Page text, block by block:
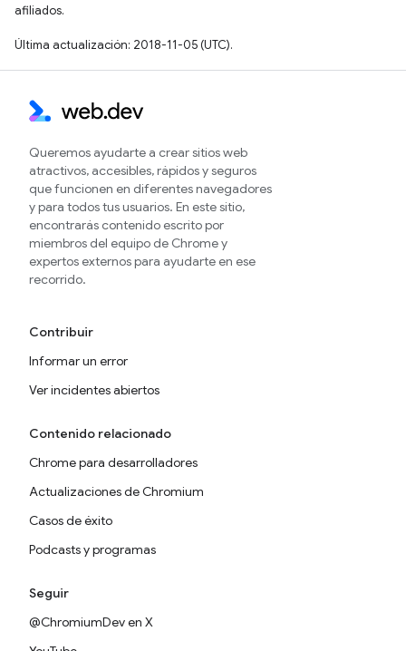
afiliados.
Última actualización: 2018-11-05 (UTC).
Queremos ayudarte a crear sitios web
atractivos, accesibles, rápidos y seguros
que funcionen en diferentes navegadores
y para todos tus usuarios. En este sitio,
encontrarás contenido escrito por
miembros del equipo de Chrome y
expertos externos para ayudarte en ese
recorrido.
Contribuir
Informar un error
Ver incidentes abiertos
Contenido relacionado
Chrome para desarrolladores
Actualizaciones de Chromium
Casos de éxito
Podcasts y programas
Seguir
@ChromiumDev en X